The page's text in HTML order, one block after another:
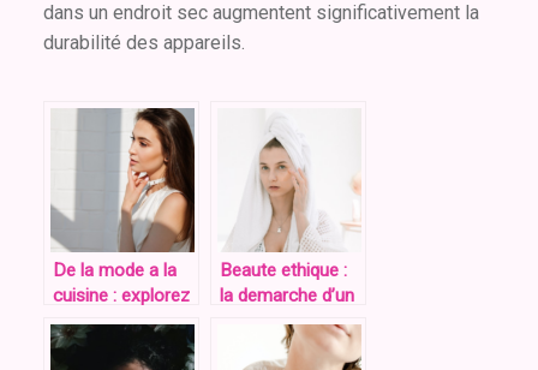
dans un endroit sec augmentent significativement la
durabilité des appareils.
De la mode a la
cuisine : explorez
les multiples
facettes d’un blog
Beaute ethique :
la demarche d’un
blog beaute pour
mettre en avant